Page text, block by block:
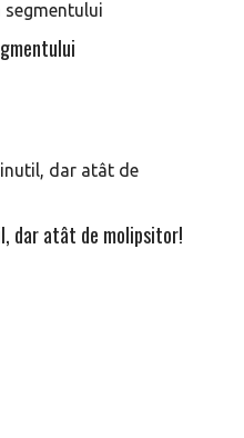
dar atât de molipsitor!